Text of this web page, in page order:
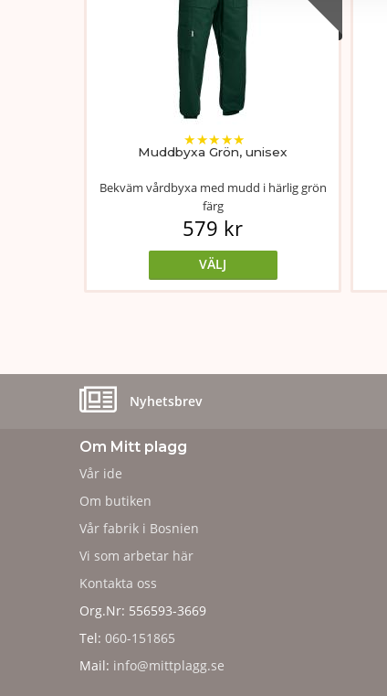
Muddbyxa Grön, unisex
★★★★★
Bekväm vårdbyxa med mudd i härlig grön
färg
579 kr
VÄLJ
Nyhetsbrev
Om Mitt plagg
Vår ide
Om butiken
Vår fabrik i Bosnien
Vi som arbetar här
Kontakta oss
Org.Nr: 556593-3669
Tel: 060-151865
Mail: info@mittplagg.se